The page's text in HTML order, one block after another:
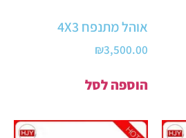
אוהל מתנפח 4X3
₪3,500.00
הוספה לסל